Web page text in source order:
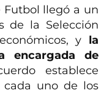
Futbol llegó a un
de la Selección
y la
encargada de
establece
cada uno de los